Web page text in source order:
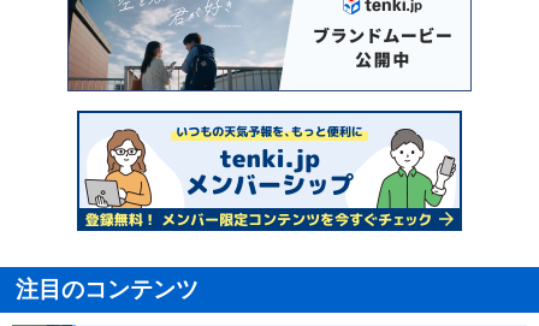
注目のコンテンツ